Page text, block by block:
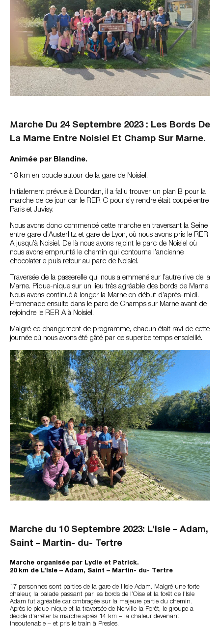
MArche Du 24 Septembre 2023 : Les Bords De
La Marne Entre Noisiel Et Champ Sur Marne.
Animée par Blandine.
18 km en boucle autour de la gare de Noisiel.
Initialement prévue à Dourdan, il a fallu trouver un plan B pour la
marche de ce jour car le RER C pour s’y rendre était coupé entre
Paris et Juvisy.
Nous avons donc commencé cette marche en traversant la Seine
entre gare d’Austerlitz et gare de Lyon, où nous avons pris le RER
A jusqu’à Noisiel. De là nous avons rejoint le parc de Noisiel où
nous avons emprunté le chemin qui contourne l’ancienne
chocolaterie puis retour au parc de Noisiel.
Traversée de la passerelle qui nous a emmené sur l’autre rive de la
Marne. Pique-nique sur un lieu très agréable des bords de Marne.
Nous avons continué à longer la Marne en début d’après-midi.
Promenade ensuite dans le parc de Champs sur Marne avant de
rejoindre le RER A à Noisiel.
Malgré ce changement de programme, chacun était ravi de cette
journée où nous avons été gâté par ce superbe temps ensoleillé.
Marche du 10 Septembre 2023: L’Isle – Adam,
Saint – Martin- du- Tertre
Marche organisée par Lydie et Patrick.
20 km de L’Isle – Adam, Saint – Martin- du- Tertre
17 personnes sont parties de la gare de l’Isle Adam. Malgré une forte
chaleur, la balade passant par les bords de l’Oise et la forêt de l’Isle
Adam fut agréable car ombragée sur la majeure partie du chemin.
Après le pique-nique et la traversée de Nerville la Forêt, le groupe a
décidé d’arrêter la marche après 14 km – la chaleur devenant
insoutenable – et pris le train à Presles.